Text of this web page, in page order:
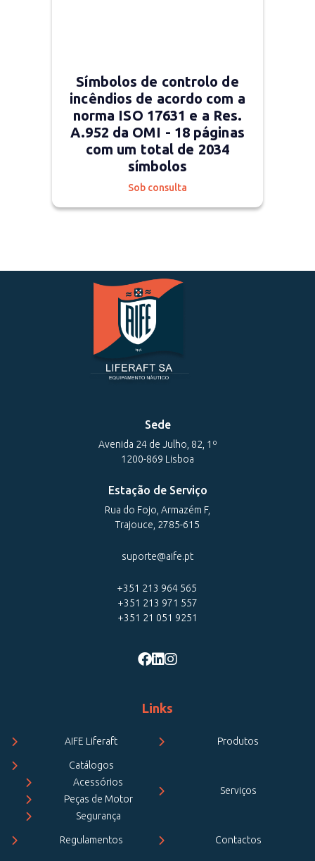
Símbolos de controlo de
incêndios de acordo com a
norma ISO 17631 e a Res.
A.952 da OMI - 18 páginas
com um total de 2034
símbolos
Sob consulta
Sede
Avenida 24 de Julho, 82, 1º
1200-869 Lisboa
Estação de Serviço
Rua do Fojo, Armazém F,
Trajouce, 2785-615
suporte@aife.pt
+351 213 964 565
+351 213 971 557
+351 21 051 9251
Links
AIFE Liferaft Produtos
Catálogos
Acessórios
Peças de Motor
Segurança
Serviços
Regulamentos Contactos